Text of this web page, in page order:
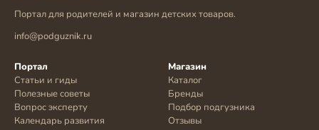
Портал для родителей и магазин детских товаров.
info@podguznik.ru
Портал
Статьи и гиды
Полезные советы
Вопрос эксперту
Календарь развития
Магазин
Каталог
Бренды
Подбор подгузника
Отзывы